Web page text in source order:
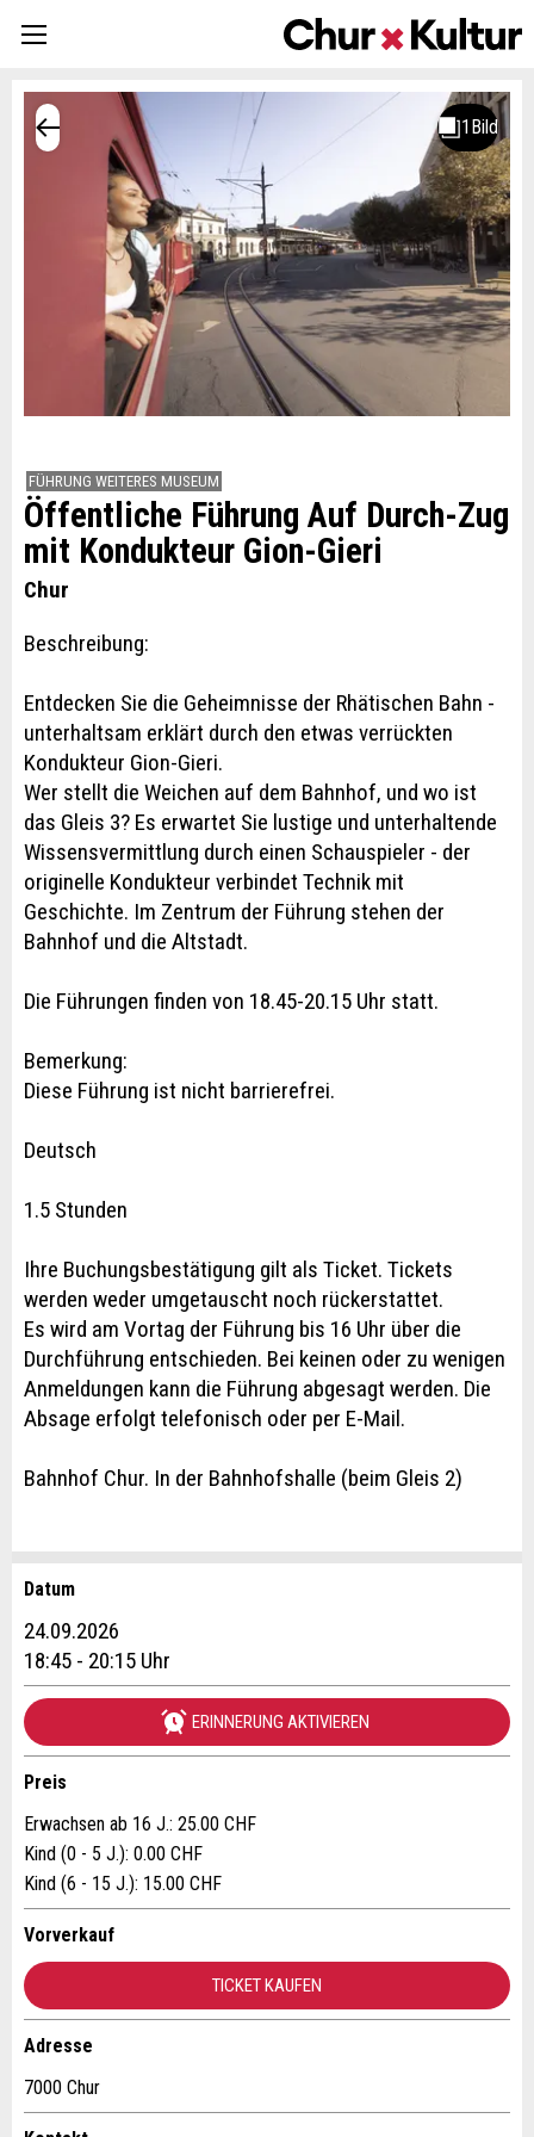
FÜHRUNG WEITERES MUSEUM
Öffentliche Führung Auf Durch-Zug
mit Kondukteur Gion-Gieri
Chur
Beschreibung:
Entdecken Sie die Geheimnisse der Rhätischen Bahn -
unterhaltsam erklärt durch den etwas verrückten
Kondukteur Gion-Gieri.
Wer stellt die Weichen auf dem Bahnhof, und wo ist
das Gleis 3? Es erwartet Sie lustige und unterhaltende
Wissensvermittlung durch einen Schauspieler - der
originelle Kondukteur verbindet Technik mit
Geschichte. Im Zentrum der Führung stehen der
Bahnhof und die Altstadt.
Die Führungen finden von 18.45-20.15 Uhr statt.
Bemerkung:
Diese Führung ist nicht barrierefrei.
Deutsch
1.5 Stunden
Ihre Buchungsbestätigung gilt als Ticket. Tickets
werden weder umgetauscht noch rückerstattet.
Es wird am Vortag der Führung bis 16 Uhr über die
Durchführung entschieden. Bei keinen oder zu wenigen
Anmeldungen kann die Führung abgesagt werden. Die
Absage erfolgt telefonisch oder per E-Mail.
Bahnhof Chur. In der Bahnhofshalle (beim Gleis 2)
Anzeige beanstanden
Ihr Feedback wird sehr geschätzt!
Allgemeines Feedback
Anzeige nicht mehr gültig
Nachricht
Anzeige weiterempfehlen
Empfehlen Sie diese Anzeige an Freunde weiter.
* Eingabe erforderlich
Schliessen
Reservation
Veranstaltungsdatum *:
Vorname / Nachname *:
Firma / Organisation:
Datum
24.09.2026
18:45 - 20:15 Uhr
ERINNERUNG AKTIVIEREN
Preis
Erwachsen ab 16 J.: 25.00 CHF
Kind (0 - 5 J.): 0.00 CHF
Kind (6 - 15 J.): 15.00 CHF
Vorverkauf
TICKET KAUFEN
Adresse
7000 Chur